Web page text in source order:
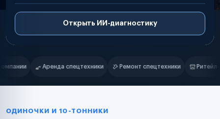
Открыть ИИ-диагностику
Нам доверяют
Ремонт спецтехники Ритейл-сети Управляющие компании
Маркетплейсы
Таксопарки
ОДИНОЧКИ И 10-ТОННИКИ